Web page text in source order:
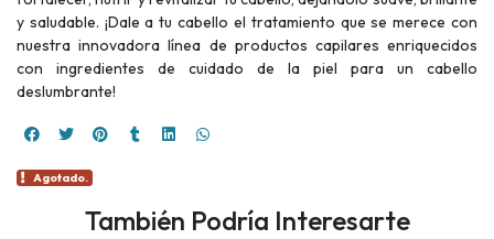
y saludable. ¡Dale a tu cabello el tratamiento que se merece con
nuestra innovadora línea de productos capilares enriquecidos
con ingredientes de cuidado de la piel para un cabello
deslumbrante!
Agotado.
También Podría Interesarte